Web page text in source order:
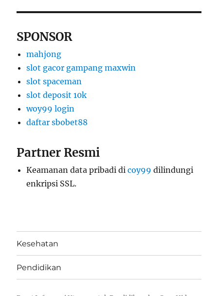
SPONSOR
mahjong
slot gacor gampang maxwin
slot spaceman
slot deposit 10k
woy99 login
daftar sbobet88
Partner Resmi
Keamanan data pribadi dicoy99 dilindungi
enkripsi SSL.
Kesehatan
Pendidikan